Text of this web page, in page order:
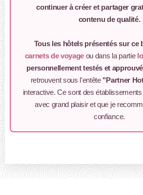
continuer à créer et partager
contenu de qualité.
Tous les hôtels présentés sur ce
carnets de voyage ou dans la partie
personnellement testés et
retrouvent sous l'entête "Partner
interactive. Ce sont des
avec grand plaisir et que je
confiance.